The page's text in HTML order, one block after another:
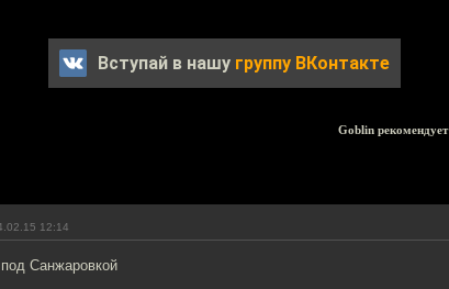
Вступай в нашу группу ВКонтакте
Goblin рекомендует
12:14
Санжаровкой